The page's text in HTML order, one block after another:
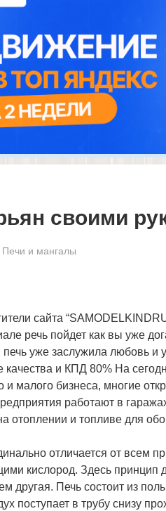
своими
Печи и мангалы
сайта
речь пойдет как вы уже
печь уже заслужила любовь и
качества и КПД 80% На
и малого бизнеса, многие
работают в
отоплении и топливе для
отличается от всем
кислород. Здесь принцип
другая. Печь состоит из
поступает в трубу снизу